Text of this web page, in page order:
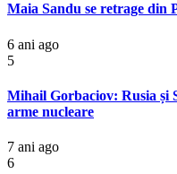
Maia Sandu se retrage din
6 ani ago
5
Mihail Gorbaciov: Rusia și
arme nucleare
7 ani ago
6